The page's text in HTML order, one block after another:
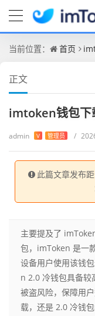
当前位置： 首页
正文
imtoken钱包下
admin V 管理员 /
此篇文章发布
主要提及了
包，imToken 是一
设备用户使用该钱
n 2.0 冷钱包具备较
被盗风险，保障用
载，还是 2.0 冷钱